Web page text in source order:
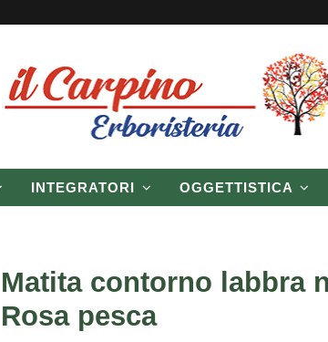
INTEGRATORI OGGETTISTICA
Matita contorno labbra
Rosa pesca